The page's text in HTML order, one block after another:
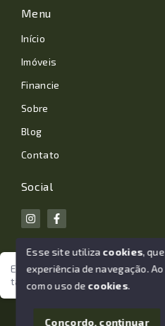
Estamos aqui para te ajudar.
tão importante da sua vida?
Menu
Início
Imóveis
Financie
Sobre
Blog
Contato
Social
© Copyright 2026 - João
Esse site utiliza cookies,
experiência de navegação.
com o uso de cookies.
Concordo, continuar